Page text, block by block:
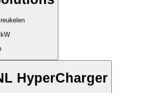
HyperCharger